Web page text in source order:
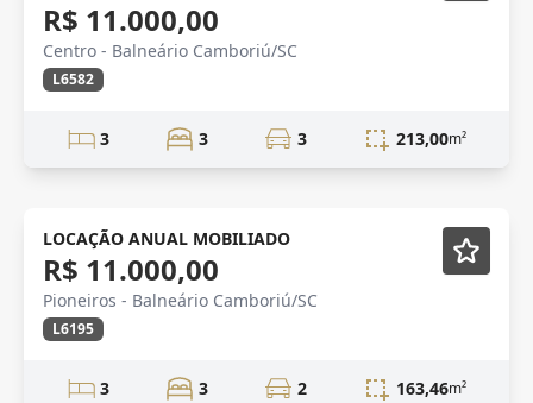
R$ 11.000,00
Centro - Balneário Camboriú/SC
L6582
3 3 3 213,00m²
BARRA NORTE Mobiliado
LOCAÇÃO ANUAL MOBILIADO
R$ 11.000,00
Pioneiros - Balneário Camboriú/SC
L6195
3 3 2 163,46m²